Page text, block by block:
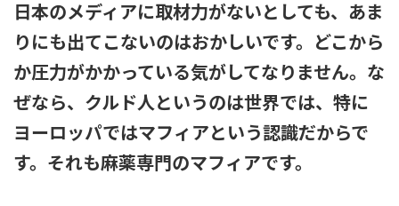
日本のメディアに取材力がないとしても、あま
りにも出てこないのはおかしいです。どこから
か圧力がかかっている気がしてなりません。な
ぜなら、クルド人というのは世界では、特に
ヨーロッパではマフィアという認識だからで
す。それも麻薬専門のマフィアです。